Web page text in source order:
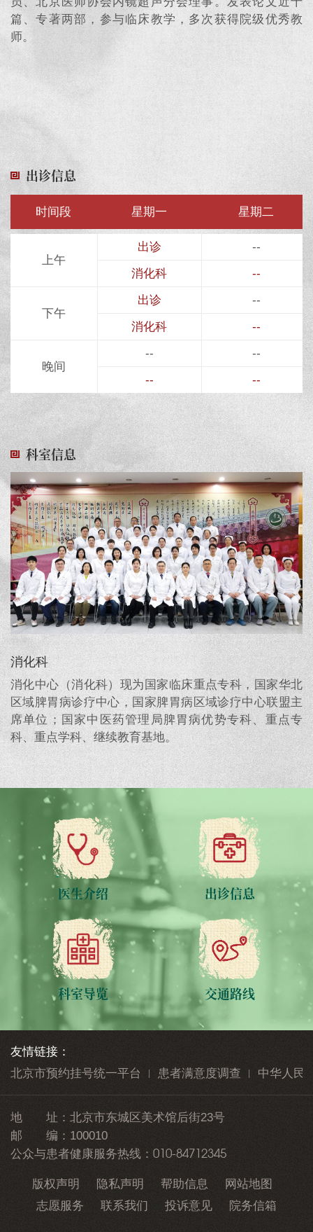
篇、专著两部，参与临床教学，多次获得院级优秀教
师。
出诊信息
时间段 星期一 星期二
上午
出诊
--
消化科
--
下午
出诊
--
消化科
--
晚间
--
--
--
--
科室信息
消化科
消化中心（消化科）现为国家临床重点专科，国家华北
区域脾胃病诊疗中心，国家脾胃病区域诊疗中心联盟主
席单位；国家中医药管理局脾胃病优势专科、重点专
科、重点学科、继续教育基地。
医生介绍 出诊信息
科室导览 交通路线
友情链接：
北京市预约挂号统一平台
患者满意度调查 中华人民
地 址： 北京市东城区美术馆后街23号
邮 编： 100010
公众与患者健康服务热线： 010-84712345
版权声明 隐私声明 帮助信息
网站地图
志愿服务
联系我们 投诉意见 院务信箱